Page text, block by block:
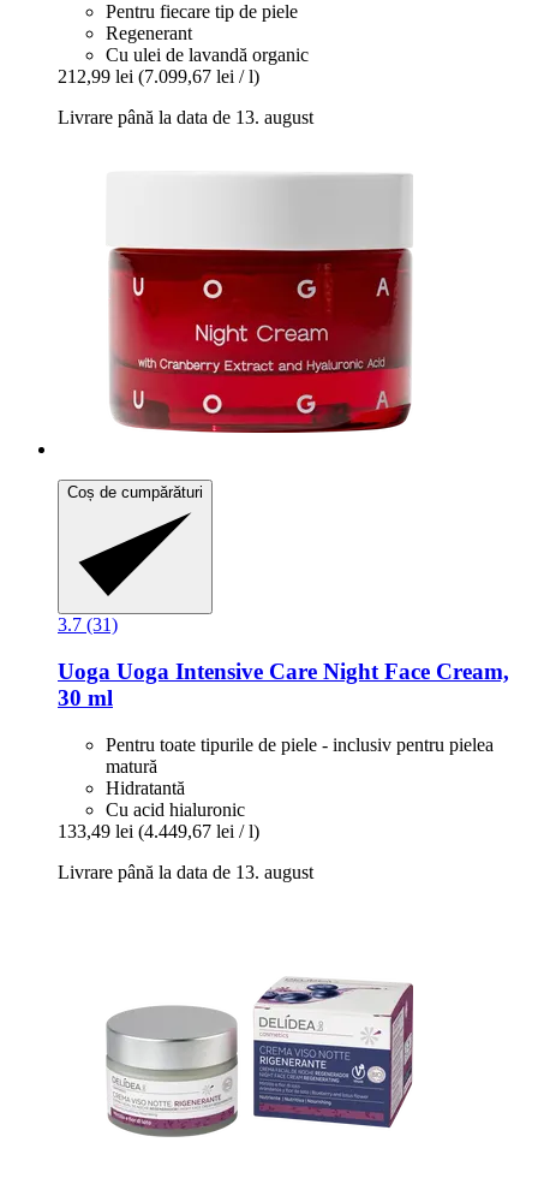
Pentru fiecare tip de piele
Regenerant
Cu ulei de lavandă organic
212,99 lei (7.099,67 lei / l)
Livrare până la data de 13. august
Coș de cumpărături
3.7 (31)
Uoga Uoga Intensive Care Night Face Cream,
30 ml
Pentru toate tipurile de piele - inclusiv pentru pielea
matură
Hidratantă
Cu acid hialuronic
133,49 lei (4.449,67 lei / l)
Livrare până la data de 13. august